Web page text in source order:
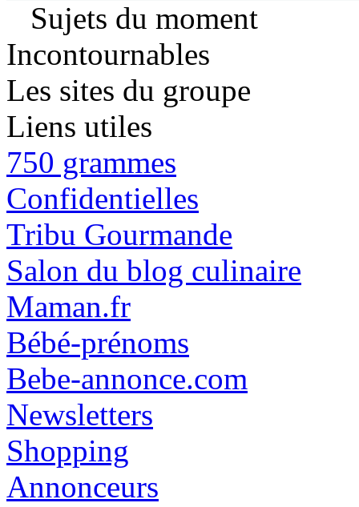
Sujets du moment
Incontournables
Les sites du groupe
Liens utiles
750 grammes
Confidentielles
Tribu Gourmande
Salon du blog culinaire
Maman.fr
Bébé-prénoms
Bebe-annonce.com
Newsletters
Shopping
Annonceurs